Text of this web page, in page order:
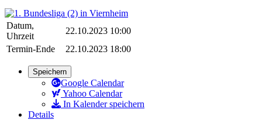
Datum,
Uhrzeit
22.10.2023 10:00
Termin-Ende
22.10.2023 18:00
Speichern
Google Calendar
Yahoo Calendar
In Kalender speichern
Details